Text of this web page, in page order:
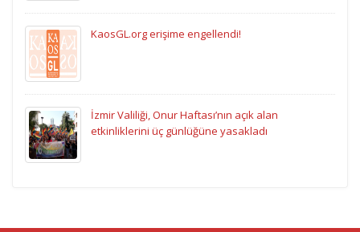
KaosGL.org erişime engellendi!
İzmir Valiliği, Onur Haftası’nın açık alan
etkinliklerini üç günlüğüne yasakladı